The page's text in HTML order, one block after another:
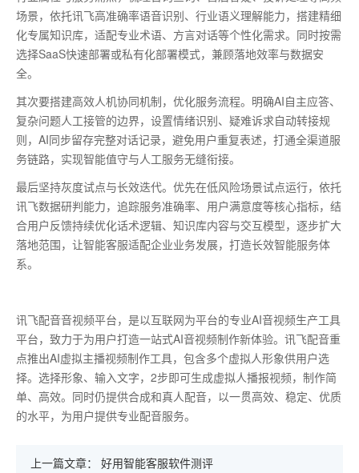
场景，依托讯飞高准确率语音识别、行业语义理解能力，搭建精细
化专属知识库，适配专业术语、方言对话等个性化需求。同时按需
选择SaaS快速部署或私有化部署模式，兼顾落地效率与数据安
全。
其次要搭建高效人机协同机制，优化服务流程。明确AI自主应答、
复杂问题人工接管的边界，设置情绪识别、疑难诉求自动转接规
则， AI同步留存完整对话记录，避免用户重复表述，打通全渠道服
务链路，实现智能值守与人工服务无缝衔接。
最后坚持灰度试点与长效迭代。优先在低风险场景试点运行，依托
讯飞数据研判能力，追踪服务准确率、用户满意度等核心指标，结
合用户反馈持续优化话术逻辑、知识库内容与交互模型，逐步扩大
落地范围，让智能客服适配企业业务发展，打造长效智能服务体
系。
讯飞配音音视频平台，是以互联网为平台的专业AI音视频生产工具
平台，致力于为用户打造一站式AI音视频制作新体验。讯飞配音重
点推出AI虚拟主播视频制作工具，包含多个虚拟人形象供用户选
择。选择形象、输入文字，2步即可生成虚拟人播报视频，制作简
单、高效。同时仍提供合成和真人配音，以一贯高效、稳定、优质
的水平，为用户提供专业配音服务。
上一篇文章： 好用智能客服软件测评